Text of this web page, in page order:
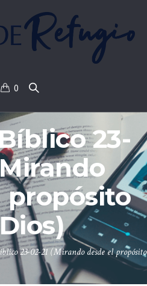
0
23-
propósito
23-02-21 (Mirando desde el propósito